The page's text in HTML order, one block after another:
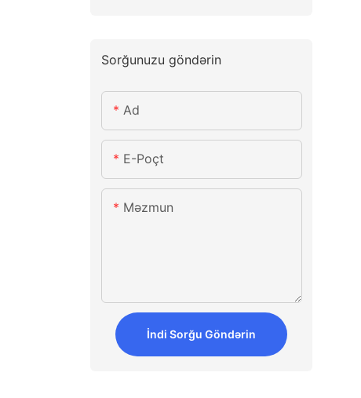
Sorğunuzu göndərin
Ad
E-Poçt
Məzmun
İndi Sorğu Göndərin